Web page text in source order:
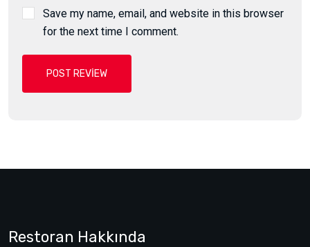
Save my name, email, and website in this browser
for the next time I comment.
POST REVIEW
Restoran Hakkında